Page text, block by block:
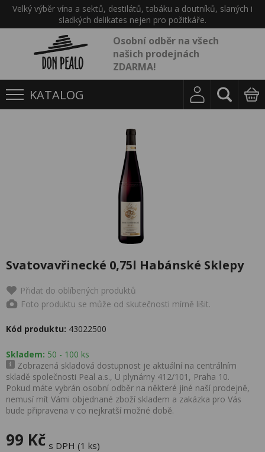
Velký výběr vína a sektů, destilátů, tabáku a doutníků, slaných i
sladkých delikates nejen pro požitkáře.
Osobní odběr na všech
našich prodejnách
ZDARMA!
KATALOG
Svatovavřinecké 0,75l Habánské Sklepy
Přidat do oblíbených produktů
Foto produktu se může od skutečnosti mírně lišit.
Kód produktu: 43022500
Skladem: 50 - 100 ks
Zobrazená skladová dostupnost je aktuální na centrálním
skladě společnosti Peal a.s., U plynárny 412/101, Praha 10.
Pokud máte vybrán osobní odběr na některé jiné naší prodejně,
nemusí mít Vámi objednané zboží skladem a zakázka pro Vás
bude připravena v co nejkratší možné době.
99 Kč s DPH (1 ks)